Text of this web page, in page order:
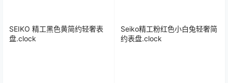
SEIKO 精工黑色黄简约轻奢表
盘.clock
Seiko精工粉红色小白兔轻奢简
约表盘.clock